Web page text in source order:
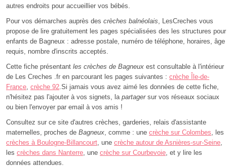
autres endroits pour accueillier vos bébés.
Pour vos démarches auprès des crèches balnéolais, LesCreches vous
propose de lire gratuitement les pages spécialisées des les structures pour
enfants de Bagneux : adresse postale, numéro de téléphone, horaires, âge
requis, nombre d'inscrits acceptés.
Cette fiche présentant les crèches de Bagneux est consultable à l'intérieur
de Les Creches .fr en parcourant les pages suivantes : crèche Île-de-
France, crèche 92.Si jamais vous avez aimé les données de cette fiche,
n'hésitez pas l'ajouter à vos signets, la partagersur vos réseaux sociaux
ou bien l'envoyer par email à vos amis !
Consultez sur ce site d'autres crèches, garderies, relais d'assistante
maternelles, proches de Bagneux, comme : une crèche sur Colombes, les
crèches à Boulogne-Billancourt, une crèche autour de Asnières-sur-Seine,
les crèches dans Nanterre, une crèche sur Courbevoie, et y lire les
données attendues.